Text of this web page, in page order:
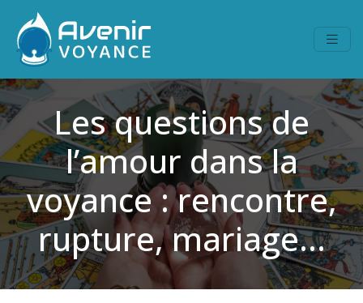
Les questions de
l’amour dans la
voyance : rencontre,
rupture, mariage…